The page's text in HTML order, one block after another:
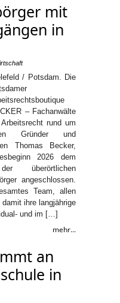
mit
in
/ Potsdam. Die
– Fachanwälte
rund um
Gründer und
Thomas Becker,
2026 dem
überörtlichen
angeschlossen.
Team, allen
ihre langjährige
und im […]
mehr...
an
in